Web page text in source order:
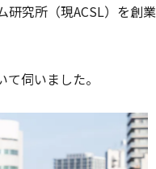
研究所（現ACSL）を創業
伺いました。